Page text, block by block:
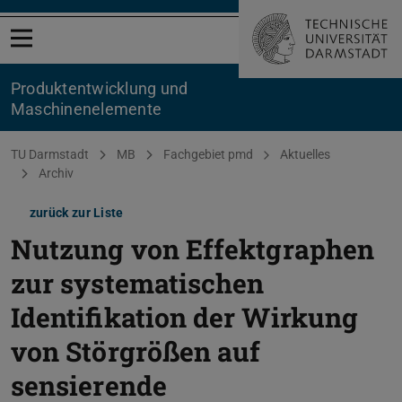
Menü öffnen
Produktentwicklung und
Maschinenelemente
Sie befinden sich hier:
TU Darmstadt MB Fachgebiet pmd
Aktuelles
Archiv
zurück zur Liste
Nutzung von Effektgraphen
zur systematischen
Identifikation der Wirkung
von Störgrößen auf
sensierende